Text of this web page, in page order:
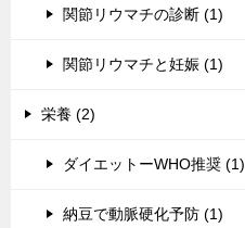
関節リウマチの診断 (1)
関節リウマチと妊娠 (1)
栄養 (2)
ダイエットーWHO推奨 (1)
納豆で動脈硬化予防 (1)